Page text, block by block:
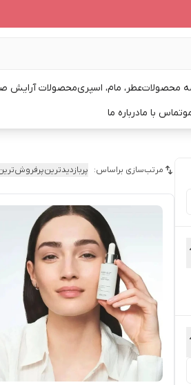
محصولاتعطر، مام، اسپریمحصولات آرایش
تماس با مادرباره ما
مرتب‌سازی براساس: پربازدیدترین